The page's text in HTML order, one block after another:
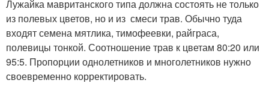
Лужайка мавританского типа должна состоять не только
из полевых цветов, но и из смеси трав. Обычно туда
входят семена мятлика, тимофеевки, райграса,
полевицы тонкой. Соотношение трав к цветам 80:20 или
95:5. Пропорции однолетников и многолетников нужно
своевременно корректировать.